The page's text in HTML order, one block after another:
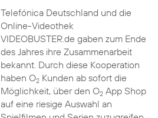
Telefónica Deutschland und die
Online-Videothek
VIDEOBUSTER.de gaben zum Ende
des Jahres ihre Zusammenarbeit
bekannt. Durch diese Kooperation
haben O2Kunden ab sofort die
Möglichkeit, über den O2App Shop
auf eine riesige Auswahl an